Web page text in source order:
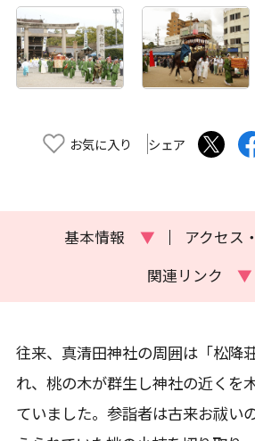
お気に入り シェア
基本情報 ▼ アクセス
関連リンク
▼
往来、真清田神社の周囲は「松降
れ、桃の木が群生し神社の近くを
ていました。参詣者は古来お祓い